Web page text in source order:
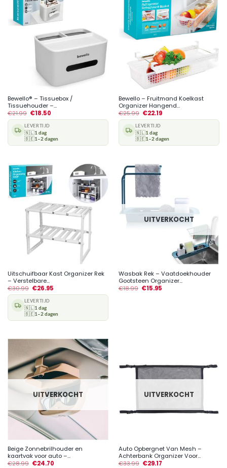
Bewello® – Tissuebox /
Tissuehouder –...
€21.99 €18.50
LEVERTIJD
🇳🇱1 dag
🇧🇪1–2 dagen
Bewello – Fruitmand Koelkast
Organizer Hangend...
€25.99 €22.19
LEVERTIJD
🇳🇱1 dag
🇧🇪1–2 dagen
Uitschuifbaar Kast Organizer Rek
– Verstelbare...
€30.99 €26.95
LEVERTIJD
🇳🇱1 dag
🇧🇪1–2 dagen
UITVERKOCHT
Wasbak Rek – Vaatdoekhouder
Gootsteen Organizer...
€18.99 €15.95
UITVERKOCHT
Beige Zonnebrilhouder en
kaartvak voor auto –...
€28.99 €24.70
UITVERKOCHT
Auto Opbergnet Van Mesh –
Achterbank Organizer Voor...
€33.99 €29.17